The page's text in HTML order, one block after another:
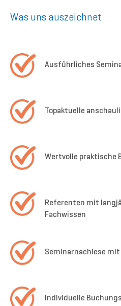
Was uns auszeichnet
Ausführliches
Topaktuelle
Wertvolle praktische
Referenten mit
Fachwissen
Seminarnachlese
Individuelle